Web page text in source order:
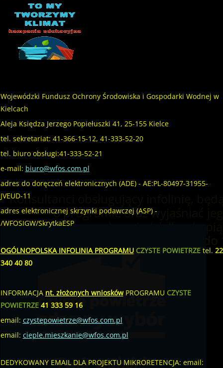
Konsultanci obsługujący infolinię,
o programie oraz wyjaśniać
Wojewódzki Fundusz Ochrony Środowiska i Gospodarki Wodnej w
Kielcach
Aleja Księdza Jerzego Popiełuszki 41, 25-155 Kielce
tel. sekretariat: 41-366-15-12, 41-333-52-20
tel. biuro obsługi:41-333-52-21
e-mail: biuro@wfos.com.pl
adres do doręczeń elektronicznych (ADE) - AE:PL-80497-31955-
JVEUD-11
adres elektronicznej skrzynki podawczej (ASP) -
/WFOSIGW/SkrytkaESP
OGÓLNOPOLSKA INFOLINIA PROGRAMUCZYSTE POWIETRZEtel. 22
340 40 80
INFORMACJA nt. złożonych wnioskówPROGRAMU CZYSTE
POWIETRZE41 333 59 16
email: czystepowietrze@wfos.com.pl
email: cieple.mieszkanie@wfos.com.pl
DEDYKOWANY EMAIL DLA PROJEKTU MIKRORETENCJA: email: